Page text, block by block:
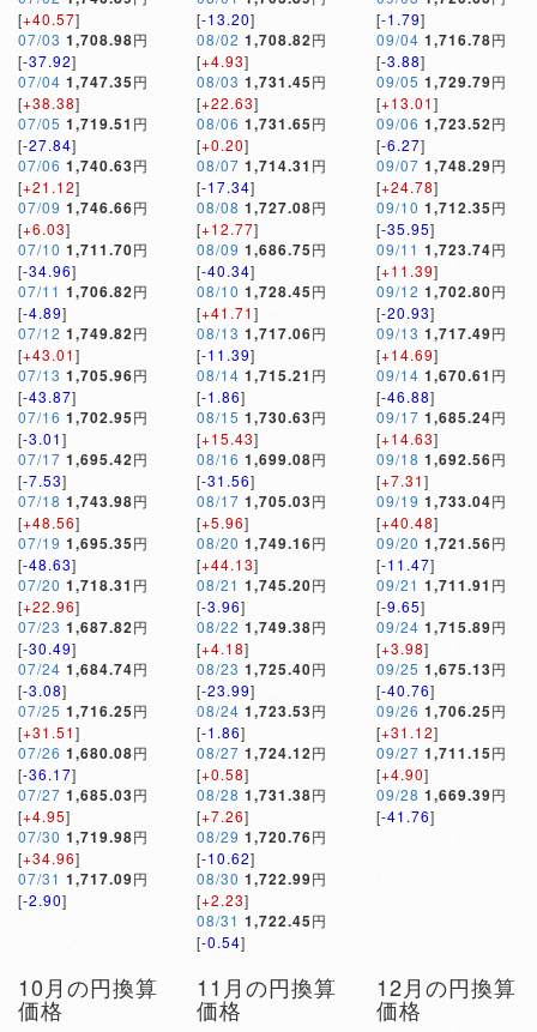
[+40.57]
07/03 1,708.98円
[-37.92]
07/04 1,747.35円
[+38.38]
07/05 1,719.51 円
[-27.84]
07/06 1,740.63円
[+21.12]
07/09 1,746.66円
[+6.03]
07/10 1,711.70円
[-34.96]
07/11 1,706.82円
[-4.89]
07/12 1,749.82円
[+43.01]
07/13 1,705.96円
[-43.87]
07/16 1,702.95円
[-3.01]
07/17 1,695.42円
[-7.53]
07/18 1,743.98円
[+48.56]
07/19 1,695.35円
[-48.63]
07/20 1,718.31 円
[+22.96]
07/23 1,687.82円
[-30.49]
07/24 1,684.74円
[-3.08]
07/25 1,716.25円
[+31.51]
07/26 1,680.08円
[-36.17]
07/27 1,685.03円
[+4.95]
07/30 1,719.98円
[+34.96]
07/31 1,717.09円
[-2.90]
[-13.20]
08/02 1,708.82円
[+4.93]
08/03 1,731.45円
[+22.63]
08/06 1,731.65円
[+0.20]
08/07 1,714.31 円
[-17.34]
08/08 1,727.08円
[+12.77]
08/09 1,686.75円
[-40.34]
08/10 1,728.45円
[+41.71]
08/13 1,717.06円
[-11.39]
08/14 1,715.21 円
[-1.86]
08/15 1,730.63円
[+15.43]
08/16 1,699.08円
[-31.56]
08/17 1,705.03円
[+5.96]
08/20 1,749.16円
[+44.13]
08/21 1,745.20円
[-3.96]
08/22 1,749.38円
[+4.18]
08/23 1,725.40円
[-23.99]
08/24 1,723.53円
[-1.86]
08/27 1,724.12円
[+0.58]
08/28 1,731.38円
[+7.26]
08/29 1,720.76円
[-10.62]
08/30 1,722.99円
[+2.23]
08/31 1,722.45円
[-0.54]
[-1.79]
09/04 1,716.78円
[-3.88]
09/05 1,729.79円
[+13.01]
09/06 1,723.52円
[-6.27]
09/07 1,748.29円
[+24.78]
09/10 1,712.35円
[-35.95]
09/11 1,723.74円
[+11.39]
09/12 1,702.80円
[-20.93]
09/13 1,717.49円
[+14.69]
09/14 1,670.61 円
[-46.88]
09/17 1,685.24円
[+14.63]
09/18 1,692.56円
[+7.31]
09/19 1,733.04円
[+40.48]
09/20 1,721.56円
[-11.47]
09/21 1,711.91 円
[-9.65]
09/24 1,715.89円
[+3.98]
09/25 1,675.13円
[-40.76]
09/26 1,706.25円
[+31.12]
09/27 1,711.15円
[+4.90]
09/28 1,669.39円
[-41.76]
10月の円換算
価格
11月の円換算
価格
12月の円換算
価格